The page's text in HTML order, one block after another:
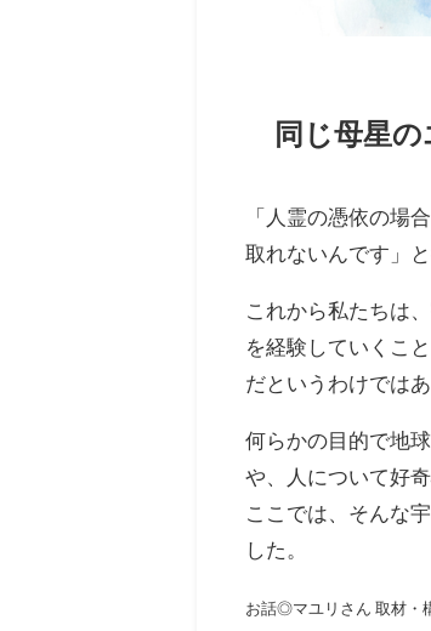
同じ母星
「人霊の憑依の場
取れないんです」
これから私たちは
を経験していくこ
だというわけではあ
何らかの目的で地
や、人について好
ここでは、そんな
した。
お話◎マユリさん 取材・